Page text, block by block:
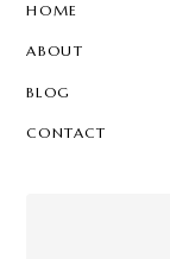
HOME
ABOUT
BLOG
CONTACT